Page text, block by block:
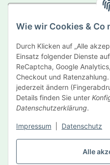
Alle
Wie wir Cookies & Co
Durch Klicken auf „Alle
Einsatz folgender Dienste
ReCaptcha, Google
Checkout und
jederzeit ändern
Details finden Sie unter
Datenschutzerklärung.
Impressum Datenschutz
Newsletter Abonnieren
Informationen
Gesetzliche Informationen
Hersteller
Vertrag